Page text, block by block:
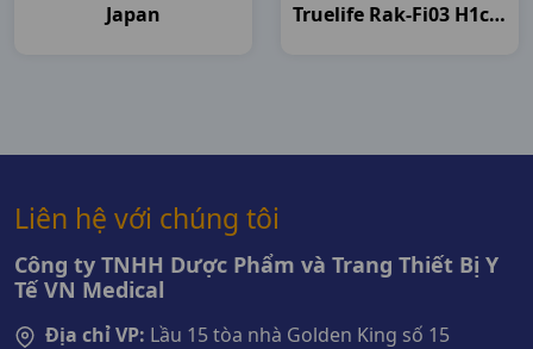
Japan
Truelife Rak-Fi03 H1cái
Liên hệ với chúng tôi
Công ty TNHH Dược Phẩm và Trang Thiết Bị Y
Tế VN Medical
Địa chỉ VP: Lầu 15 tòa nhà Golden King số 15